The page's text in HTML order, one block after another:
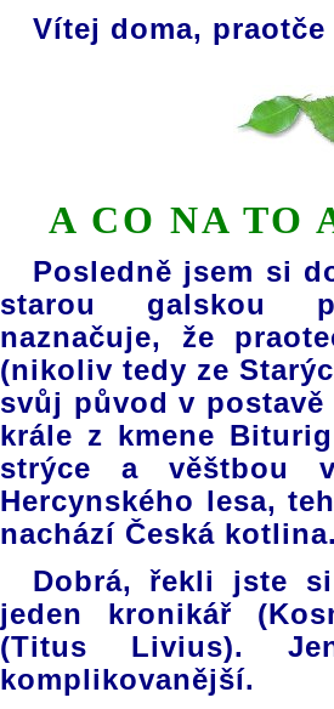
Vítej doma, praotče
A CO NA TO
Posledně jsem si
starou galskou
naznačuje, že
(nikoliv tedy ze
svůj původ v postavě
krále z kmene
strýce a věštbou
Hercynského lesa,
nachází Česká
Dobrá, řekli jste
jeden kronikář
(Titus Livius).
komplikovanější.